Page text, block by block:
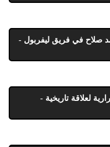
صلاح في فريق ليفربول -
لعلاقة تاريخية -